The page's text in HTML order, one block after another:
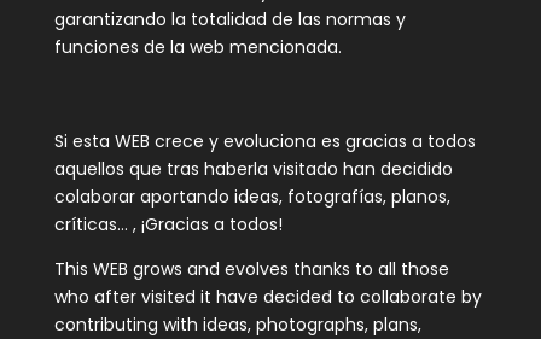
garantizando la totalidad de las normas y
funciones de la web mencionada.
Si esta WEB crece y evoluciona es gracias a todos
aquellos que tras haberla visitado han decidido
colaborar aportando ideas, fotografías, planos,
críticas… , ¡Gracias a todos!
This WEB grows and evolves thanks to all those
who after visited it have decided to collaborate by
contributing with ideas, photographs, plans,